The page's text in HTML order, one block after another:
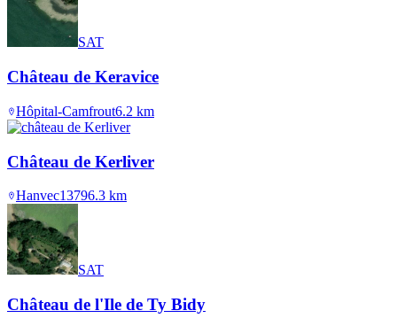
SAT
Château de Keravice
Hôpital-Camfrout6.2 km
Château de Kerliver
Hanvec13796.3 km
SAT
Château de l'Ile de Ty Bidy